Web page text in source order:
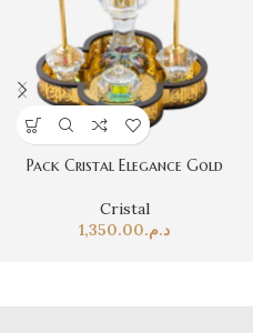
Pack Cristal Elegance Gold
Cristal
د.م.1,350.00